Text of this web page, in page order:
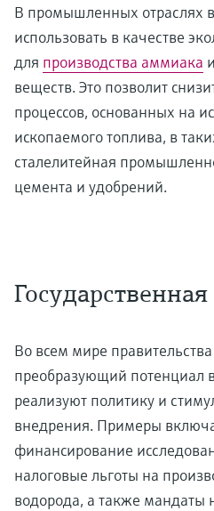
В промышленных отраслях
использовать в качестве
для производства аммиака
веществ. Это позволит
процессов, основанных на
ископаемого топлива, в
сталелитейная
цемента и удобрений.
Во всем мире
преобразующий потенциал
реализуют политику и
внедрения. Примеры
финансирование
налоговые льготы на
водорода, а также мандаты